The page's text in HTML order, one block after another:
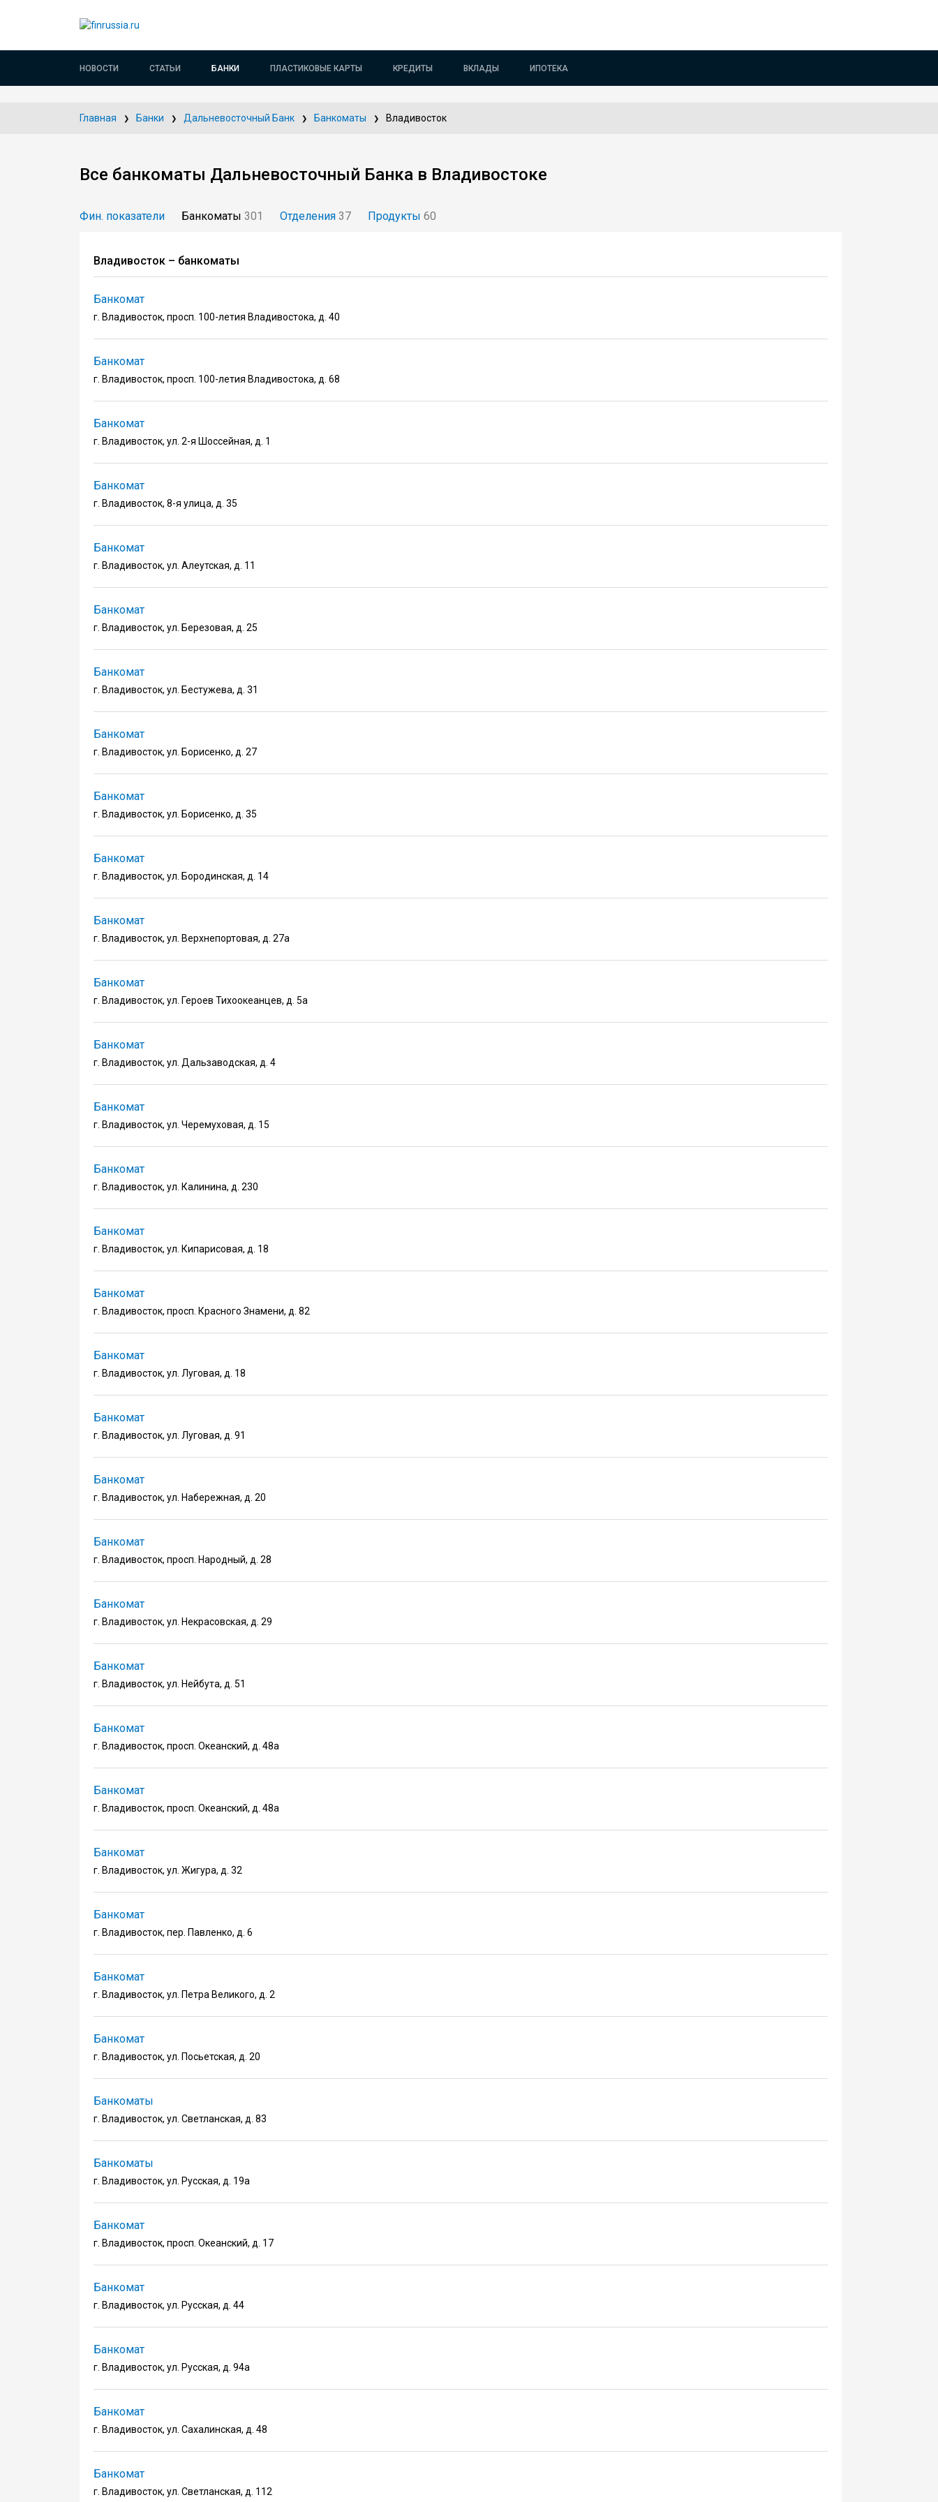
НОВОСТИ СТАТЬИ БАНКИ ПЛАСТИКОВЫЕ КАРТЫ КРЕДИТЫ ВКЛАДЫ ИПОТЕКА
Главная Банки Дальневосточный Банк Банкоматы Владивосток
Все банкоматы Дальневосточный Банка в Владивостоке
Фин. показатели Банкоматы 301 Отделения 37 Продукты 60
Владивосток – банкоматы
Банкомат
г. Владивосток, просп. 100-летия Владивостока, д. 40
Банкомат
г. Владивосток, просп. 100-летия Владивостока, д. 68
Банкомат
г. Владивосток, ул. 2-я Шоссейная, д. 1
Банкомат
г. Владивосток, 8-я улица, д. 35
Банкомат
г. Владивосток, ул. Алеутская, д. 11
Банкомат
г. Владивосток, ул. Березовая, д. 25
Банкомат
г. Владивосток, ул. Бестужева, д. 31
Банкомат
г. Владивосток, ул. Борисенко, д. 27
Банкомат
г. Владивосток, ул. Борисенко, д. 35
Банкомат
г. Владивосток, ул. Бородинская, д. 14
Банкомат
г. Владивосток, ул. Верхнепортовая, д. 27а
Банкомат
г. Владивосток, ул. Героев Тихоокеанцев, д. 5а
Банкомат
г. Владивосток, ул. Дальзаводская, д. 4
Банкомат
г. Владивосток, ул. Черемуховая, д. 15
Банкомат
г. Владивосток, ул. Калинина, д. 230
Банкомат
г. Владивосток, ул. Кипарисовая, д. 18
Банкомат
г. Владивосток, просп. Красного Знамени, д. 82
Банкомат
г. Владивосток, ул. Луговая, д. 18
Банкомат
г. Владивосток, ул. Луговая, д. 91
Банкомат
г. Владивосток, ул. Набережная, д. 20
Банкомат
г. Владивосток, просп. Народный, д. 28
Банкомат
г. Владивосток, ул. Некрасовская, д. 29
Банкомат
г. Владивосток, ул. Нейбута, д. 51
Банкомат
г. Владивосток, просп. Океанский, д. 48а
Банкомат
г. Владивосток, просп. Океанский, д. 48а
Банкомат
г. Владивосток, ул. Жигура, д. 32
Банкомат
г. Владивосток, пер. Павленко, д. 6
Банкомат
г. Владивосток, ул. Петра Великого, д. 2
Банкомат
г. Владивосток, ул. Посьетская, д. 20
Банкоматы
г. Владивосток, ул. Светланская, д. 83
Банкоматы
г. Владивосток, ул. Русская, д. 19а
Банкомат
г. Владивосток, просп. Океанский, д. 17
Банкомат
г. Владивосток, ул. Русская, д. 44
Банкомат
г. Владивосток, ул. Русская, д. 94а
Банкомат
г. Владивосток, ул. Сахалинская, д. 48
Банкомат
г. Владивосток, ул. Светланская, д. 112